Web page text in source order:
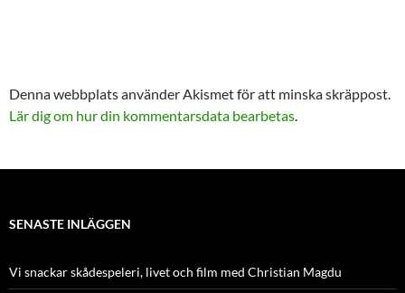
Denna webbplats använder Akismet för att minska skräppost.
Lär dig om hur din kommentarsdata bearbetas.
SENASTE INLÄGGEN
Vi snackar skådespeleri, livet och film med Christian Magdu